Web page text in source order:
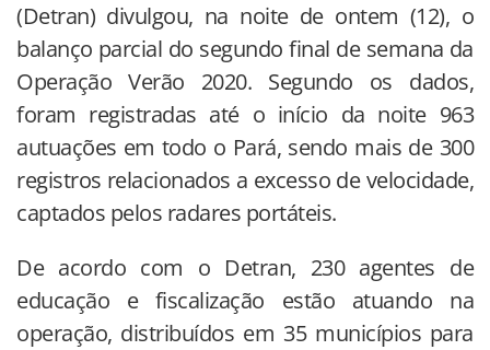
(Detran) divulgou, na noite de ontem (12), o
balanço parcial do segundo final de semana da
Operação Verão 2020. Segundo os dados,
foram registradas até o início da noite 963
autuações em todo o Pará, sendo mais de 300
registros relacionados a excesso de velocidade,
captados pelos radares portáteis.
De acordo com o Detran, 230 agentes de
educação e fiscalização estão atuando na
operação, distribuídos em 35 municípios para